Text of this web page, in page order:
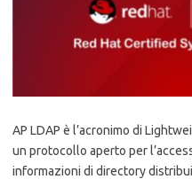
AP LDAP è l’acronimo di
un protocollo aperto per
informazioni di directory